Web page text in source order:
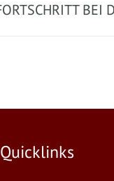
BEI
Quicklinks